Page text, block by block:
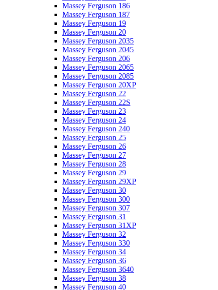
Massey Ferguson 186
Massey Ferguson 187
Massey Ferguson 19
Massey Ferguson 20
Massey Ferguson 2035
Massey Ferguson 2045
Massey Ferguson 206
Massey Ferguson 2065
Massey Ferguson 2085
Massey Ferguson 20XP
Massey Ferguson 22
Massey Ferguson 22S
Massey Ferguson 23
Massey Ferguson 24
Massey Ferguson 240
Massey Ferguson 25
Massey Ferguson 26
Massey Ferguson 27
Massey Ferguson 28
Massey Ferguson 29
Massey Ferguson 29XP
Massey Ferguson 30
Massey Ferguson 300
Massey Ferguson 307
Massey Ferguson 31
Massey Ferguson 31XP
Massey Ferguson 32
Massey Ferguson 330
Massey Ferguson 34
Massey Ferguson 36
Massey Ferguson 3640
Massey Ferguson 38
Massey Ferguson 40